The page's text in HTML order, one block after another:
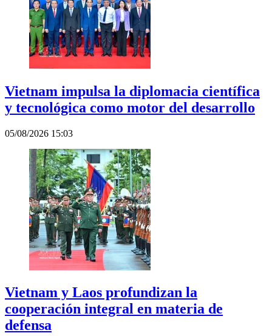
Vietnam impulsa la diplomacia científica
y tecnológica como motor del desarrollo
05/08/2026 15:03
Vietnam y Laos profundizan la
cooperación integral en materia de
defensa